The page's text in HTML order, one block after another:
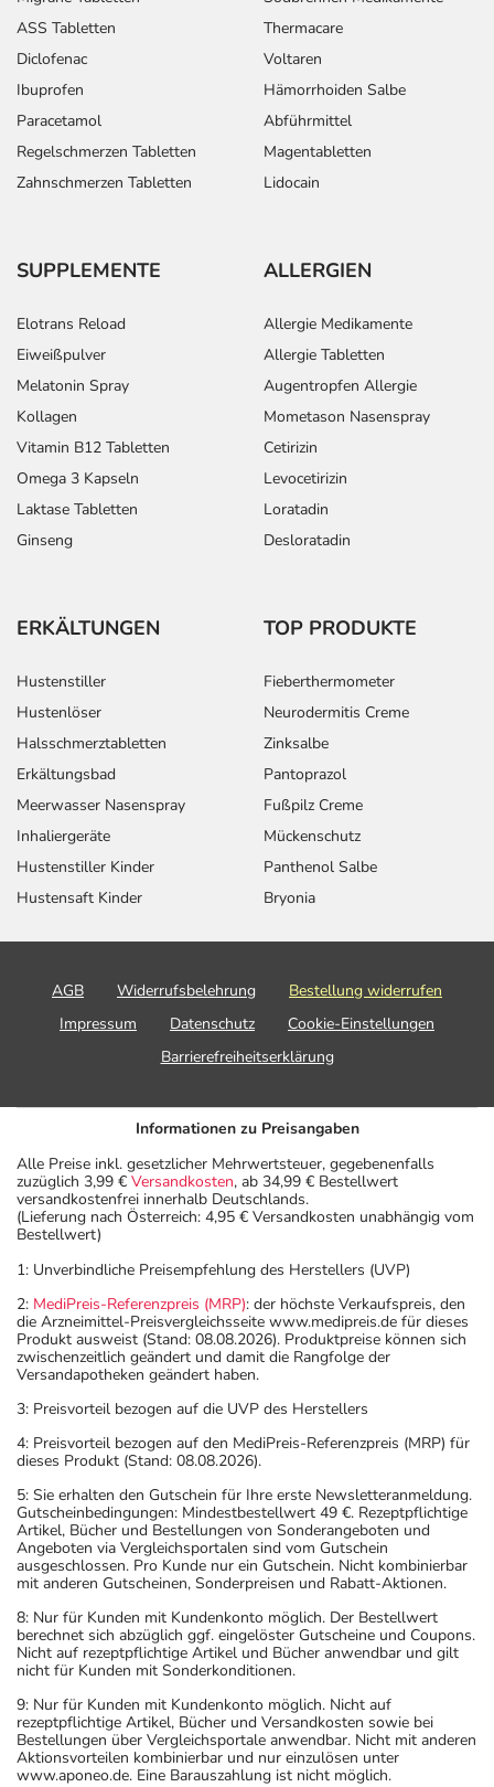
ASS Tabletten
Diclofenac
Ibuprofen
Paracetamol
Regelschmerzen Tabletten
Zahnschmerzen Tabletten
Thermacare
Voltaren
Hämorrhoiden Salbe
Abführmittel
Magentabletten
Lidocain
SUPPLEMENTE
Elotrans Reload
Eiweißpulver
Melatonin Spray
Kollagen
Vitamin B12 Tabletten
Omega 3 Kapseln
Laktase Tabletten
Ginseng
ALLERGIEN
Allergie Medikamente
Allergie Tabletten
Augentropfen Allergie
Mometason Nasenspray
Cetirizin
Levocetirizin
Loratadin
Desloratadin
ERKÄLTUNGEN
Hustenstiller
Hustenlöser
Halsschmerztabletten
Erkältungsbad
Meerwasser Nasenspray
Inhaliergeräte
Hustenstiller Kinder
Hustensaft Kinder
TOP PRODUKTE
Fieberthermometer
Neurodermitis Creme
Zinksalbe
Pantoprazol
Fußpilz Creme
Mückenschutz
Panthenol Salbe
Bryonia
AGB Widerrufsbelehrung
Bestellung widerrufen
Impressum
Datenschutz
Cookie-Einstellungen
Barrierefreiheitserklärung
Informationen zu Preisangaben
Alle Preise inkl. gesetzlicher Mehrwertsteuer, gegebenenfalls
zuzüglich 3,99 € Versandkosten, ab 34,99 € Bestellwert
versandkostenfrei innerhalb Deutschlands.
(Lieferung nach Österreich: 4,95 € Versandkosten unabhängig vom
Bestellwert)
1: Unverbindliche Preisempfehlung des Herstellers (UVP)
2: MediPreis-Referenzpreis (MRP): der höchste Verkaufspreis, den
die Arzneimittel-Preisvergleichsseite www.medipreis.de für dieses
Produkt ausweist (Stand: 08.08.2026). Produktpreise können sich
zwischenzeitlich geändert und damit die Rangfolge der
Versandapotheken geändert haben.
3: Preisvorteil bezogen auf die UVP des Herstellers
4: Preisvorteil bezogen auf den MediPreis-Referenzpreis (MRP) für
dieses Produkt (Stand: 08.08.2026).
5: Sie erhalten den Gutschein für Ihre erste Newsletteranmeldung.
Gutscheinbedingungen: Mindestbestellwert 49 €. Rezeptpflichtige
Artikel, Bücher und Bestellungen von Sonderangeboten und
Angeboten via Vergleichsportalen sind vom Gutschein
ausgeschlossen. Pro Kunde nur ein Gutschein. Nicht kombinierbar
mit anderen Gutscheinen, Sonderpreisen und Rabatt-Aktionen.
8: Nur für Kunden mit Kundenkonto möglich. Der Bestellwert
berechnet sich abzüglich ggf. eingelöster Gutscheine und Coupons.
Nicht auf rezeptpflichtige Artikel und Bücher anwendbar und gilt
nicht für Kunden mit Sonderkonditionen.
9: Nur für Kunden mit Kundenkonto möglich. Nicht auf
rezeptpflichtige Artikel, Bücher und Versandkosten sowie bei
Bestellungen über Vergleichsportale anwendbar. Nicht mit anderen
Aktionsvorteilen kombinierbar und nur einzulösen unter
www.aponeo.de. Eine Barauszahlung ist nicht möglich.